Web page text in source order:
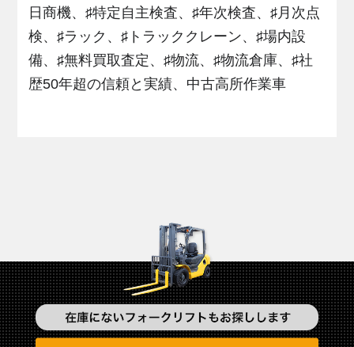
日商機、♯特定自主検査、♯年次検査、♯月次点
検、♯ラック、♯トラッククレーン、♯場内設
備、♯無料買取査定、♯物流、♯物流倉庫、♯社
歴50年超の信頼と実績、中古高所作業車